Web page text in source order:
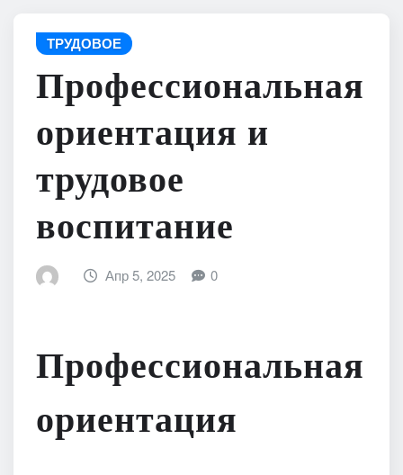
ТРУДОВОЕ
Профессиональная
ориентация и
трудовое
воспитание
Апр 5, 2025 0
Профессиональная
ориентация